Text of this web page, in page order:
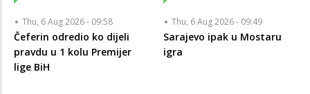
Thu, 6 Aug 2026 - 09:58
Čeferin odredio ko dijeli
pravdu u 1 kolu Premijer
lige BiH
Thu, 6 Aug 2026 - 09:49
Sarajevo ipak u Mostaru
igra